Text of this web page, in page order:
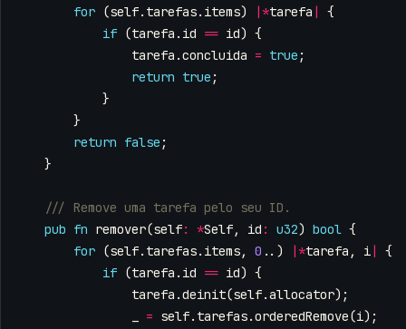
for (self. tarefas. items) |*tarefa |
{
if (tarefa . id == id) {
tarefa .concluida = true ;
return true ;
}
}
return false ;
}
pub fn remover(self: *Self, id : u32) bool {
for (self. tarefas. items, 0 ..) |*tarefa , i|
{
if (tarefa . id == id) {
tarefa .deinit(self.allocator);
= self. tarefas.orderedRemove(i);